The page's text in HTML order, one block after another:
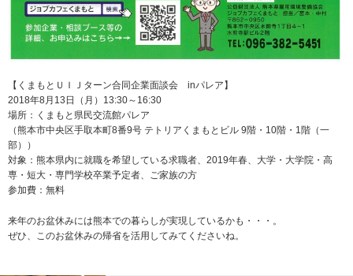
【くまもとＵＩＪターン合同企業面談会 inパレア】
2018年8月13日（月）13:30～16:30
場所：くまもと県民交流館パレア
（熊本市中央区手取本町8番9号 テトリアくまもとビル 9階・10階・1階（一
部））
対象：熊本県内に就職を希望している求職者、2019年春、大学・大学院・高
専・短大・専門学校卒業予定者、ご家族の方
参加費：無料
来年のお盆休みには熊本での暮らしが実現しているかも・・・。
ぜひ、このお盆休みの帰省を活用してみてくださいね。